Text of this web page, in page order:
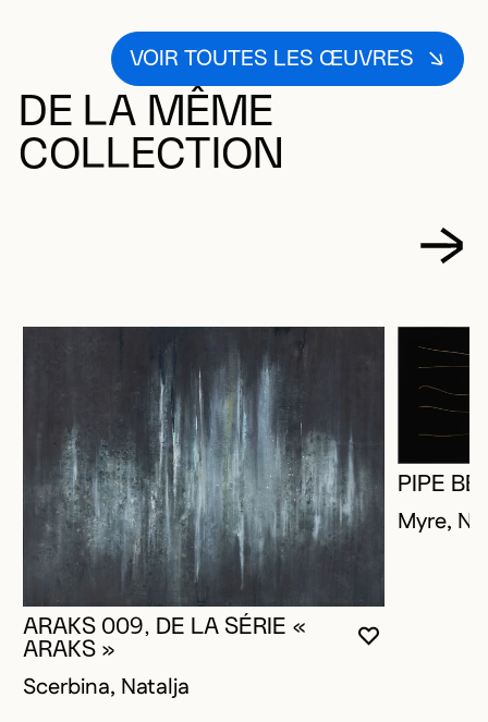
VOIR TOUTES LES ŒUVRES
DE LA MÊME
COLLECTION
VOUS
FERMER
OUVRIR LA
ARAKS 009, DE LA SÉRIE «
ARAKS »
Scerbina, Natalja
PIPE
Myre,